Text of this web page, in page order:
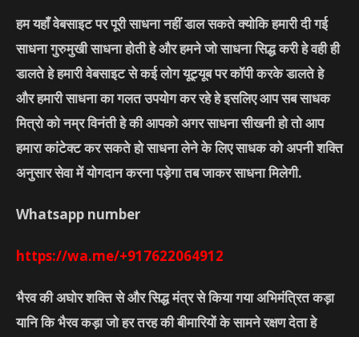
हम यहाँ वेबसाइट पर पूरी साधना नहीं डाल सकते क्योकि हमारी दी गई
साधना गुरुमुखी साधना होती हे और हमने जो साधना सिद्ध करी हे वही ही
डालते हे हमारी वेबसाइट से कई लोग यूट्यूब पर कॉपी करके डालते हे
और हमारी साधना का गलत उपयोग कर रहे हे इसलिए आप सब साधक
मित्रो को नम्र विनंती हे की आपको अगर साधना सीखनी हो तो आप
हमारा कांटेक्ट कर सकते हो साधना लेने के लिए साधक को अपनी शक्ति
अनुसार सेवा में योगदान करना पड़ेगा तब जाकर साधना मिलेगी.
Whatsapp number
https://wa.me/+917622064912
भैरव की अघोर शक्ति से और सिद्ध मंत्र से किया गया अभिमंत्रित कड़ा
यानि कि भैरव कड़ा जो हर तरह की बीमारियों के सामने रक्षण देता हे